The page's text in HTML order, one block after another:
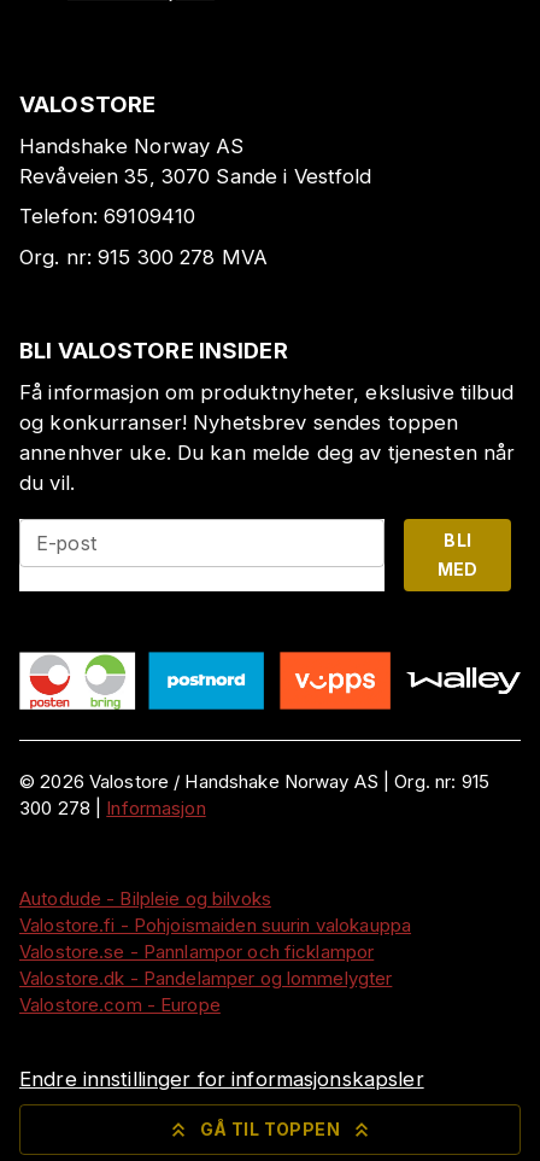
VALOSTORE
Handshake Norway AS
Revåveien 35, 3070 Sande i Vestfold
Telefon:69109410
Org. nr:915 300 278 MVA
BLI VALOSTORE INSIDER
Få informasjon om produktnyheter, ekslusive tilbud
og konkurranser! Nyhetsbrev sendes toppen
annenhver uke. Du kan melde deg av tjenesten når
du vil.
E-post
BLI
MED
©2026 Valostore / Handshake Norway AS |Org. nr: 915
300 278
Informasjon
Autodude - Bilpleie og bilvoks
Valostore.fi - Pohjoismaiden suurin valokauppa
Valostore.se - Pannlampor och ficklampor
Valostore.dk - Pandelamper og lommelygter
Valostore.com - Europe
Endre innstillinger for informasjonskapsler
GÅ TIL TOPPEN